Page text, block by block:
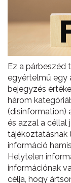
Ez a párbeszéd
egyértelmű egy
bejegyzés
három
(disinformation)
és azzal a céllal
tájékoztatásnak
információ
Helytelen
információnak
célja, hogy